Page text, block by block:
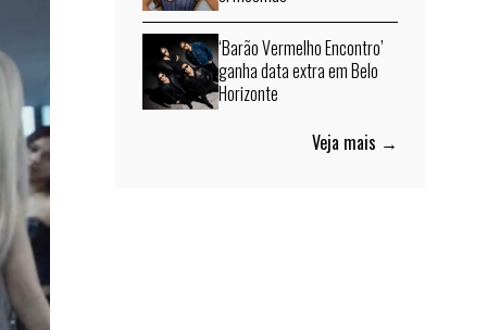
‘Barão Vermelho Encontro’
ganha data extra em Belo
Horizonte
Veja mais →